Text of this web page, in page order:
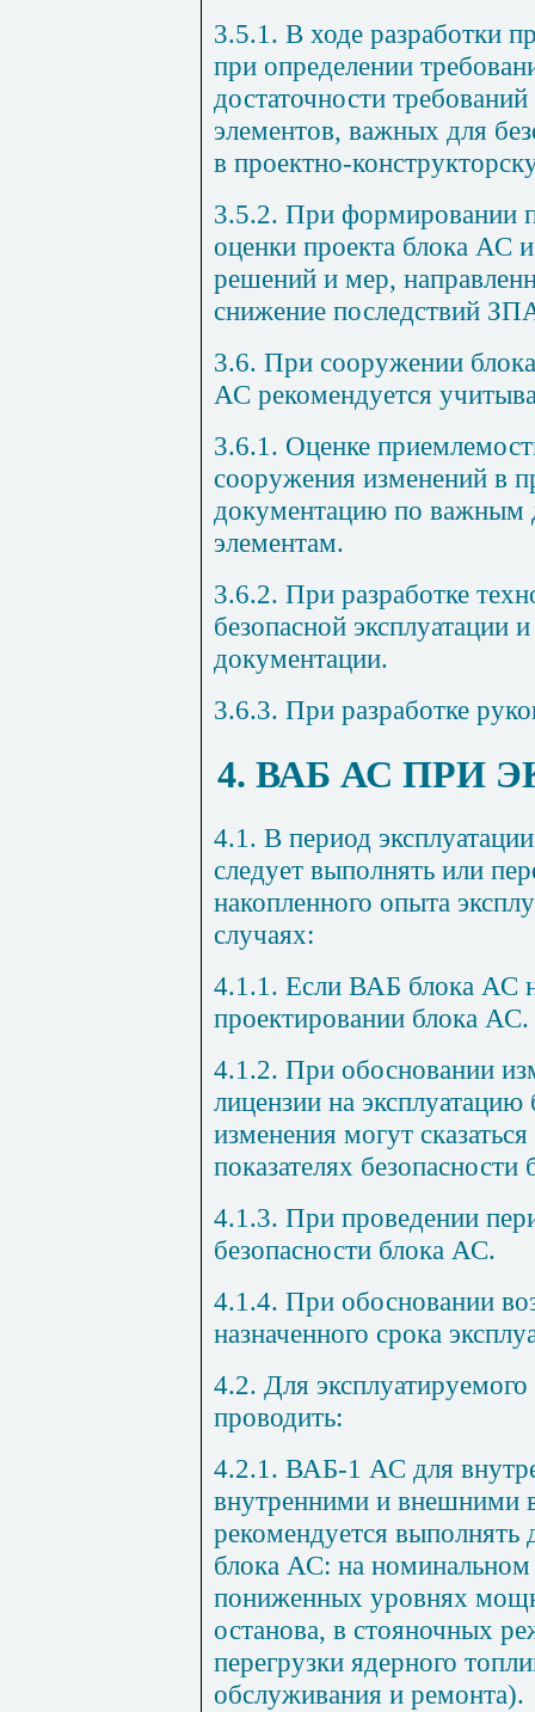
3.5.1. В ходе разработки
при определении
достаточности
элементов, важных для
в проектно-
3.5.2. При формировании
оценки проекта блока АС
решений и мер,
снижение последствий
3.6. При сооружении
АС рекомендуется
3.6.1. Оценке
сооружения изменений в
документацию по важным
элементам.
3.6.2. При разработке
безопасной эксплуатации
документации.
3.6.3. При разработке
4. ВАБ АС ПРИ
4.1. В период
следует выполнять или
накопленного опыта
случаях:
4.1.1. Если ВАБ блока АС
проектировании блока АС.
4.1.2. При обосновании
лицензии на
изменения могут
показателях
4.1.3. При проведении
безопасности блока АС.
4.1.4. При обосновании
назначенного срока
4.2. Для
проводить:
4.2.1. ВАБ-1 АС для
внутренними и внешними
рекомендуется
блока АС: на
пониженных уровнях
останова, в стояночных
перегрузки ядерного
обслуживания и ремонта).